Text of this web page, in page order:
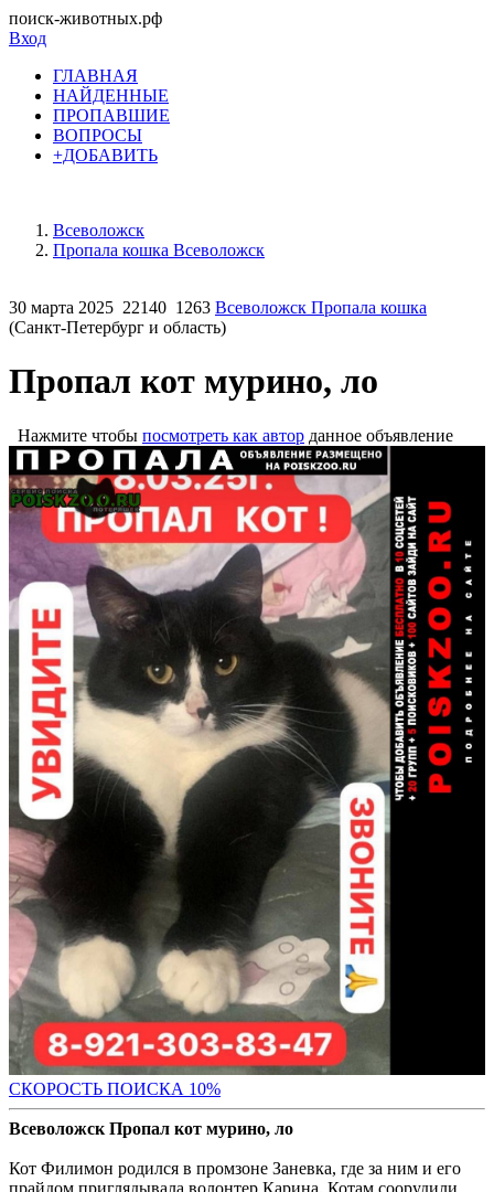
поиск-животных.рф
Вход
ГЛАВНАЯ
НАЙДЕННЫЕ
ПРОПАВШИЕ
ВОПРОСЫ
+ДОБАВИТЬ
Всеволожск
Пропала кошка Всеволожск
30 марта 2025 22140 1263 Всеволожск Пропала кошка
(Санкт-Петербург и область)
Пропал кот мурино, ло
Нажмите чтобы посмотреть как автор данное объявление
СКОРОСТЬ ПОИСКА 10%
Всеволожск Пропал кот мурино, ло
Кот Филимон родился в промзоне Заневка, где за ним и его
прайдом приглядывала волонтер Карина. Котам соорудили